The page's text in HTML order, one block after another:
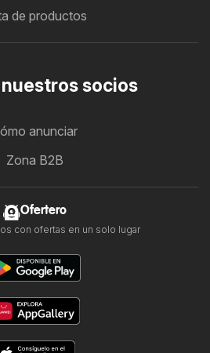
de productos
socios
anunciar
Zona B2B
Ofertero
con ofertas en un solo lugar